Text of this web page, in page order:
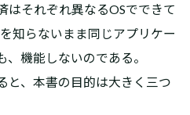
はそれぞれ異なるOSでできて
知らないまま同じアプリケー
機能しないのである。
、本書の目的は大きく三つ